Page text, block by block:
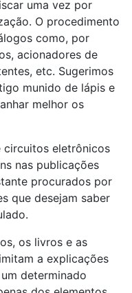
uma vez por
O procedimento
como, por
acionadores de
etc. Sugerimos
munido de lápis e
melhor os
circuitos eletrônicos
nas publicações
procurados por
que desejam saber
os livros e as
a explicações
determinado